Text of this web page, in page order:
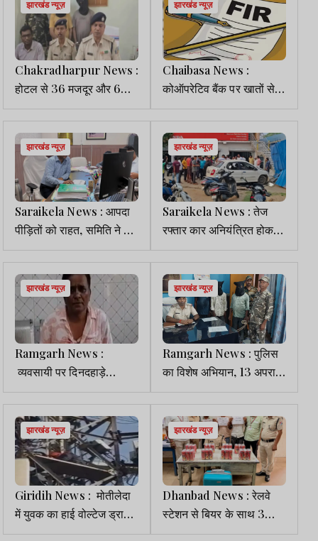
झारखंड न्यूज़
Chakradharpur News :
होटल से 36 मजदूर और 6
नाबालिग बच्चे रेस्क्यू, दो तस्कर
गिरफ्तार
झारखंड न्यूज़
Chaibasa News :
कोऑपरेटिव बैंक पर खातों से
अवैध निकासी का आरोप, कोर्ट
के आदेश पर दो FIR दर्ज
झारखंड न्यूज़
Saraikela News : आपदा
पीड़ितों को राहत, समिति ने 60
मामलों में अनुग्रह राशि को दी
मंजूरी
झारखंड न्यूज़
Saraikela News : तेज
रफ्तार कार अनियंत्रित होकर
होंडा शोरूम में घुसी, युवक ने
भागकर बचाई जान
झारखंड न्यूज़
Ramgarh News :
व्यवसायी पर दिनदहाड़े
जानलेवा हमला, कारोबारियों में
आक्रोश
झारखंड न्यूज़
Ramgarh News : पुलिस
का विशेष अभियान, 13 अपराधी
गिरफ्तार
झारखंड न्यूज़
Giridih News : मोतीलेदा
में युवक का हाई वोल्टेज ड्रामा,
प्रेमिका से शादी की जिद में
झारखंड न्यूज़
Dhanbad News : रेलवे
स्टेशन से बियर के साथ 3
तस्कर गिरफ्तार